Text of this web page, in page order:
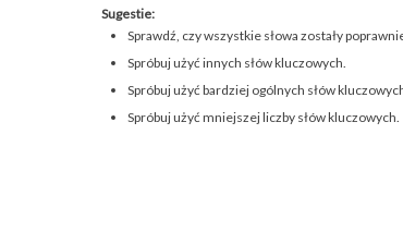
Sugestie:
Sprawdź, czy wszystkie słowa zostały
Spróbuj użyć innych słów kluczowych.
Spróbuj użyć bardziej ogólnych słów
Spróbuj użyć mniejszej liczby słów kluczowych.